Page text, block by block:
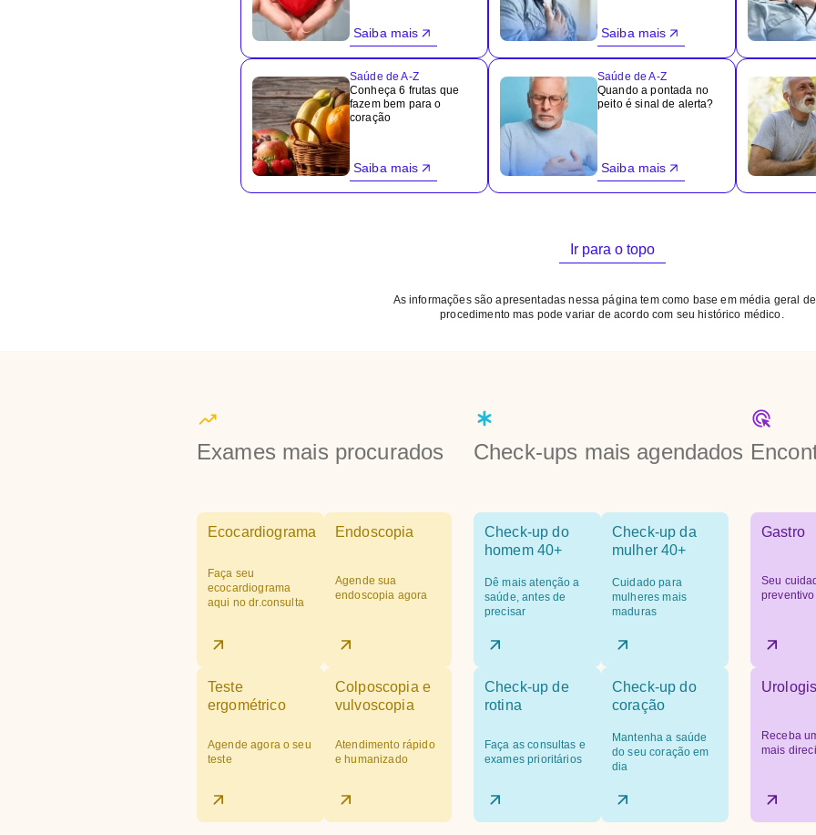
Saiba mais Saiba mais
Saúde de A-Z
Conheça 6 frutas que
fazem bem para o
coração
Saiba mais
Saúde de A-Z
Quando a pontada no
peito é sinal de alerta?
Saiba mais
Ir para o topo
As informações são apresentadas nessa página tem como base em média geral
procedimento mas pode variar de acordo com seu histórico médico.
Exames mais procurados
Ecocardiograma
Faça seu
ecocardiograma
aqui no dr.consulta
Endoscopia
Agende sua
endoscopia agora
Teste
ergométrico
Agende agora o seu
teste
Colposcopia e
vulvoscopia
Atendimento rápido
e humanizado
Check-ups mais agendados
Check-up do
homem 40+
Dê mais atenção a
saúde, antes de
precisar
Check-up da
mulher 40+
Cuidado para
mulheres mais
maduras
Check-up de
rotina
Faça as consultas e
exames prioritários
Check-up do
coração
Mantenha a saúde
do seu coração em
dia
Gastro
Seu
Receba
mais